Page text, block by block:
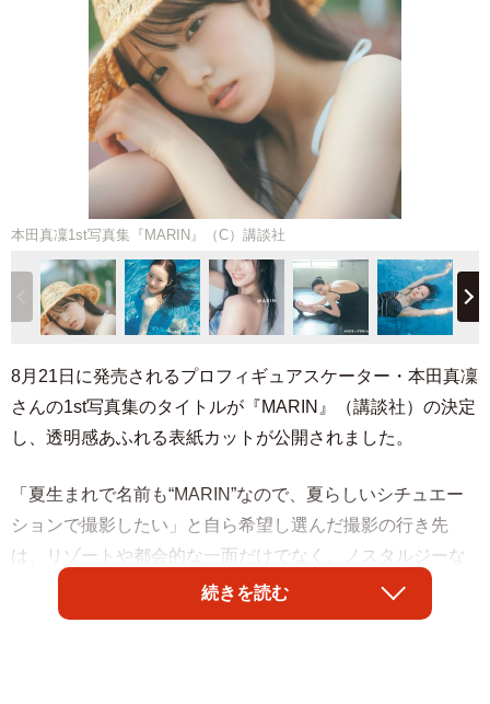
本田真凜1st写真集『MARIN』（C）講談社
8月21日に発売されるプロフィギュアスケーター・本田真凜
さんの1st写真集のタイトルが『MARIN』（講談社）の決定
し、透明感あふれる表紙カットが公開されました。
「夏生まれで名前も“MARIN”なので、夏らしいシチュエー
ションで撮影したい」と自ら希望し選んだ撮影の行き先
は、リゾートや都会的な一面だけでなく、ノスタルジーな
ムードも色濃く残り、多面的な魅力を放つ台湾の都市、台
中＆高雄です。
続きを読む